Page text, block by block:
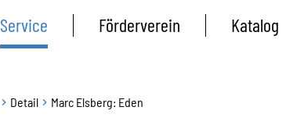
Service Förderverein Katalog
Detail Marc Elsberg: Eden